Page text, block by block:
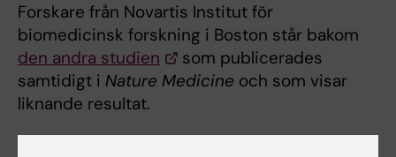
Forskare från Novartis Institut för
biomedicinsk forskning i Boston står bakom
den andra studien
som publicerades
samtidigt i Nature Medicine och som visar
liknande resultat.